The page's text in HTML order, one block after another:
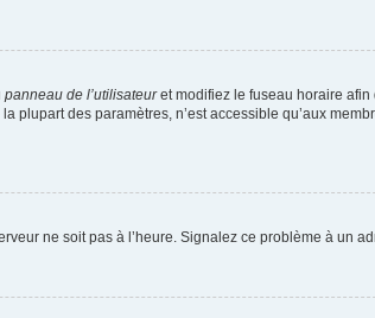
panneau de l’utilisateuret modifiez le fuseau horaire afin
plupart des paramètres, n’est accessible qu’aux
ne soit pas à l’heure. Signalez ce problème à un